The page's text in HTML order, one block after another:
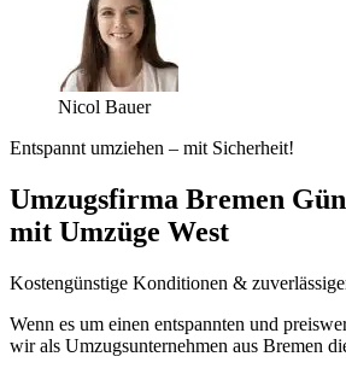
Nicol Bauer
Entspannt umziehen – mit Sicherheit!
Umzugsfirma Bremen
mit Umzüge West
Kostengünstige Konditionen &
Wenn es um einen entspannten und
wir als Umzugsunternehmen aus Bremen